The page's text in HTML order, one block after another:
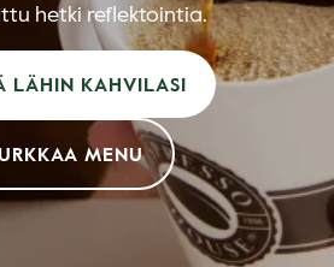
hetki reflektointia.
LÄHIN KAHVILASI
MENU